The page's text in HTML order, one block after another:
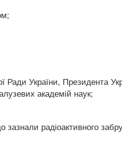
України, Президента
академій наук;
радіоактивного